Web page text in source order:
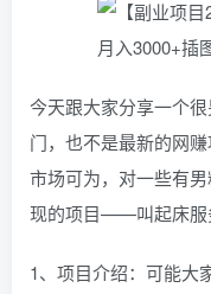
今天跟大家分享一个
门，也不是最新的网
市场可为，对一些有
现的项目——叫起床服
1、项目介绍：可能大